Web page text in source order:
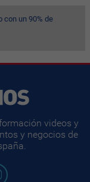
con un 90% de
videos y
y negocios de